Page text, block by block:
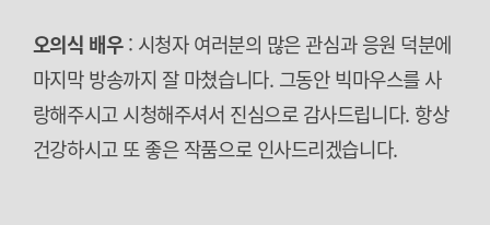
오의식 배우: 시청자 여러분의 많은 관심과 응원 덕분에
마지막 방송까지 잘 마쳤습니다. 그동안 빅마우스를 사
랑해주시고 시청해주셔서 진심으로 감사드립니다. 항상
건강하시고 또 좋은 작품으로 인사드리겠습니다.